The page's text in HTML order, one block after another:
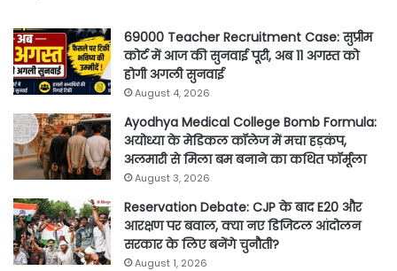
69000 Teacher Recruitment Case: सुप्रीम
कोर्ट में आज की सुनवाई पूरी, अब 11 अगस्त को
होगी अगली सुनवाई
August 4, 2026
Ayodhya Medical College Bomb Formula:
अयोध्या के मेडिकल कॉलेज में मचा हड़कंप,
अलमारी से मिला बम बनाने का कथित फॉर्मूला
August 3, 2026
Reservation Debate: CJP के बाद E20 और
आरक्षण पर बवाल, क्या नए डिजिटल आंदोलन
सरकार के लिए बनेंगे चुनौती?
August 1, 2026